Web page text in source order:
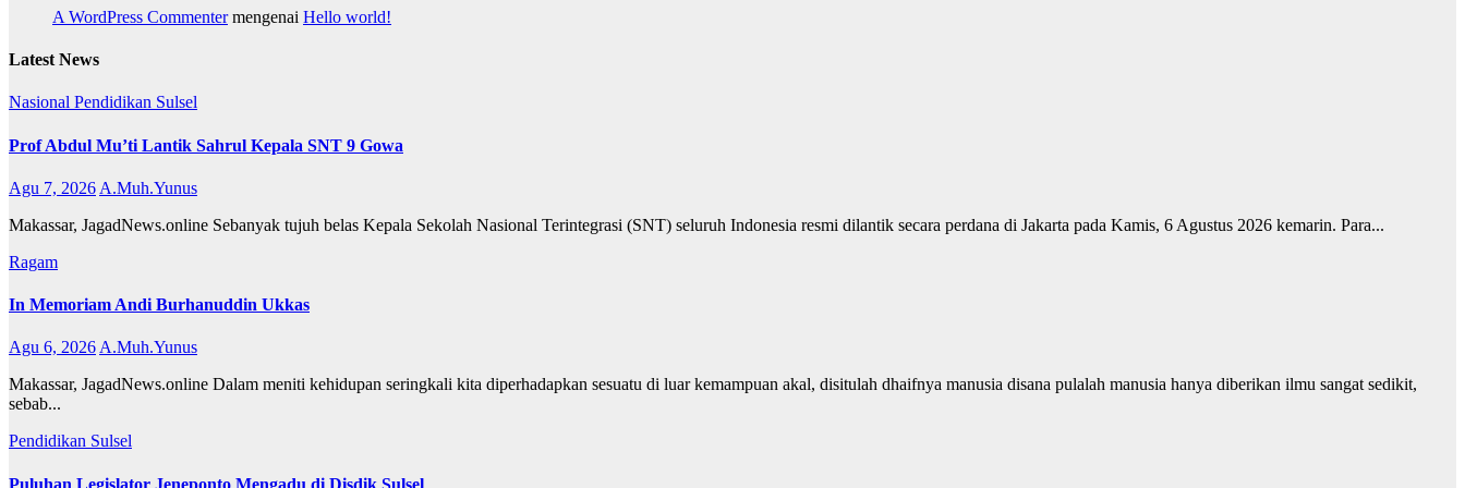
A WordPress Commentermengenai Hello world!
Latest News
Nasional Pendidikan Sulsel
Prof Abdul Mu’ti Lantik Sahrul Kepala SNT 9 Gowa
Agu 7, 2026 A.Muh.Yunus
Makassar, JagadNews.online Sebanyak tujuh belas Kepala Sekolah Nasional Terintegrasi (SNT) seluruh Indonesia resmi dilantik secara perdana di Jakarta pada Kamis, 6 Agustus 2026 kemarin. Para...
Ragam
In Memoriam Andi Burhanuddin Ukkas
Agu 6, 2026A.Muh.Yunus
Makassar, JagadNews.online Dalam meniti kehidupan seringkali kita diperhadapkan sesuatu di luar kemampuan akal, disitulah dhaifnya manusia disana pulalah manusia hanya diberikan ilmu sangat sedikit,
sebab...
Pendidikan Sulsel
Puluhan Legislator Jeneponto Mengadu di Disdik Sulsel